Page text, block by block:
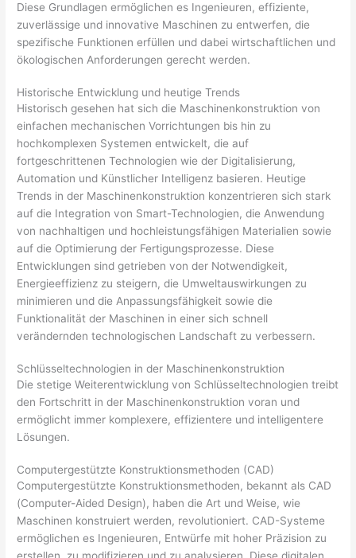
Diese Grundlagen ermöglichen es Ingenieuren, effiziente,
zuverlässige und innovative Maschinen zu entwerfen, die
spezifische Funktionen erfüllen und dabei wirtschaftlichen und
ökologischen Anforderungen gerecht werden.
Historische Entwicklung und heutige Trends
Historisch gesehen hat sich die Maschinenkonstruktion von
einfachen mechanischen Vorrichtungen bis hin zu
hochkomplexen Systemen entwickelt, die auf
fortgeschrittenen Technologien wie der Digitalisierung,
Automation und Künstlicher Intelligenz basieren. Heutige
Trends in der Maschinenkonstruktion konzentrieren sich stark
auf die Integration von Smart-Technologien, die Anwendung
von nachhaltigen und hochleistungsfähigen Materialien sowie
auf die Optimierung der Fertigungsprozesse. Diese
Entwicklungen sind getrieben von der Notwendigkeit,
Energieeffizienz zu steigern, die Umweltauswirkungen zu
minimieren und die Anpassungsfähigkeit sowie die
Funktionalität der Maschinen in einer sich schnell
verändernden technologischen Landschaft zu verbessern.
Schlüsseltechnologien in der Maschinenkonstruktion
Die stetige Weiterentwicklung von Schlüsseltechnologien treibt
den Fortschritt in der Maschinenkonstruktion voran und
ermöglicht immer komplexere, effizientere und intelligentere
Lösungen.
Computergestützte Konstruktionsmethoden (CAD)
Computergestützte Konstruktionsmethoden, bekannt als CAD
(Computer-Aided Design), haben die Art und Weise, wie
Maschinen konstruiert werden, revolutioniert. CAD-Systeme
ermöglichen es Ingenieuren, Entwürfe mit hoher Präzision zu